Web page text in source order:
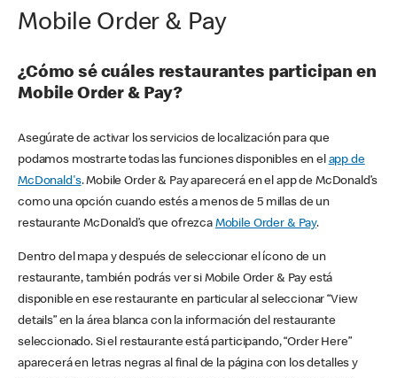
Mobile Order & Pay
¿Cómo sé cuáles restaurantes participan en
Mobile Order & Pay?
Asegúrate de activar los servicios de localización para que
podamos mostrarte todas las funciones disponibles en el app de
McDonald's. Mobile Order & Pay aparecerá en el app de McDonald’s
como una opción cuando estés a menos de 5 millas de un
restaurante McDonald’s que ofrezca Mobile Order & Pay.
Dentro del mapa y después de seleccionar el ícono de un
restaurante, también podrás ver si Mobile Order & Pay está
disponible en ese restaurante en particular al seleccionar “View
details” en la área blanca con la información del restaurante
seleccionado. Si el restaurante está participando, “Order Here”
aparecerá en letras negras al final de la página con los detalles y